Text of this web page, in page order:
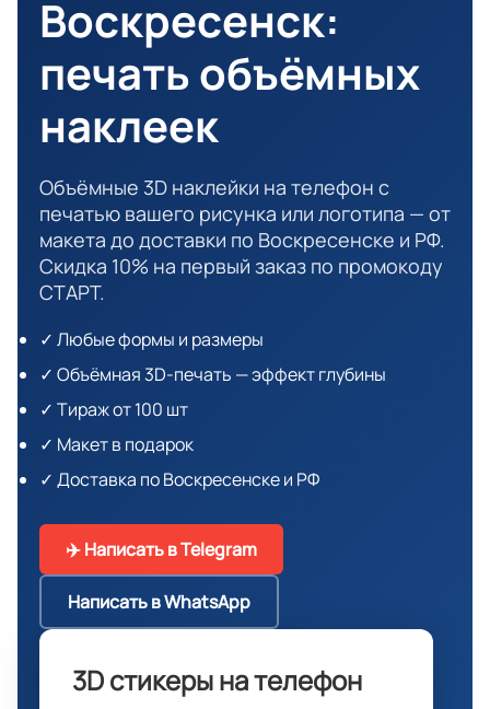
Воскресенск:
печать объёмных
наклеек
Объёмные 3D наклейки на телефон с
печатью вашего рисунка или логотипа — от
макета до доставки по Воскресенске и РФ.
Скидка 10% на первый заказ по промокоду
СТАРТ.
✓ Любые формы и размеры
✓ Объёмная 3D-печать — эффект глубины
✓ Тираж от 100 шт
✓ Макет в подарок
✓ Доставка по Воскресенске и РФ
✈️ Написать в Telegram
Написать в WhatsApp
3D стикеры на телефон